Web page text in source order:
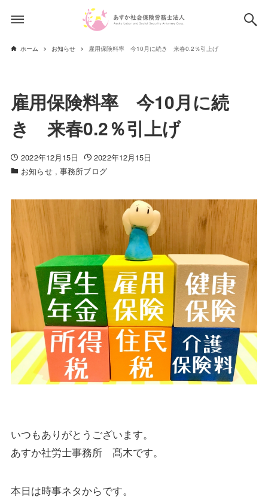
ホーム お知らせ 雇用保険料率 今10月に続き 来春0.2％引上げ
雇用保険料率 今10月に続
き 来春0.2％引上げ
2022年12月15日
2022年12月15日
お知らせ
事務所ブログ
いつもありがとうございます。
あすか社労士事務所 髙木です。
本日は時事ネタからです。